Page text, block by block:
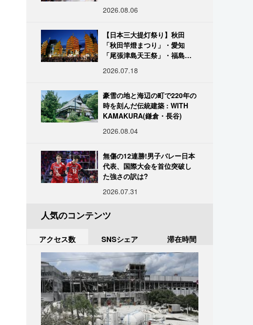
2026.08.06
【日本三大提灯祭り】秋田
「秋田竿燈まつり」・愛知
「尾張津島天王祭」・福島
だしい灯火が夜空を照らす光
2026.07.18
豪雪の地と海辺の町で220年の
時を刻んだ伝統建築 : WITH
KAMAKURA(鎌倉・長谷)
2026.08.04
無傷の12連勝!男子バレー日本
代表、国際大会を首位突破し
た強さの訳は?
2026.07.31
人気のコンテンツ
アクセス数 SNSシェア 滞在時間